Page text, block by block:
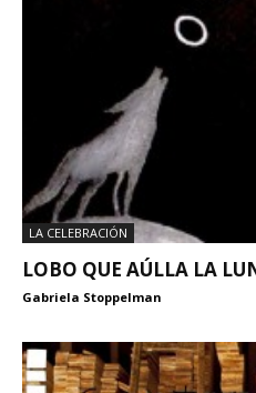
LA CELEBRACIÓN
LOBO QUE AÚLLA LA
Gabriela Stoppelman